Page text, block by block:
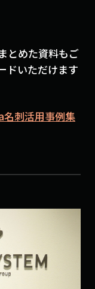
とめた資料もご
ドいただけます
名刺活用事例集